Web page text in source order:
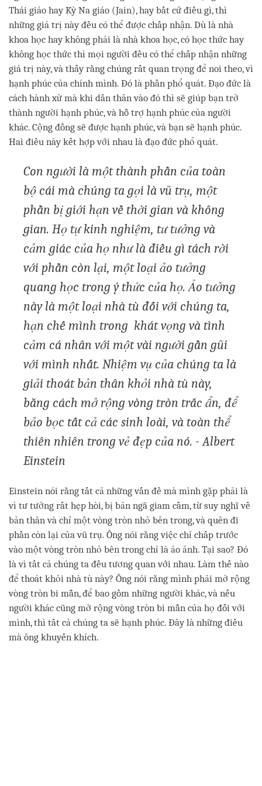
Thái giáo hay Kỳ Na giáo (Jain), hay bất cứ điều gì, thì
những giá trị này đều có thể được chấp nhận. Dù là nhà
khoa học hay không phải là nhà khoa học, có học thức hay
không học thức thì mọi người đều có thể chấp nhận những
giá trị này, và thấy rằng chúng rất quan trọng để noi theo, vì
hạnh phúc của chính mình. Đó là phần phổ quát. Đạo đức là
cách hành xử mà khi dấn thân vào đó thì sẽ giúp bạn trở
thành người hạnh phúc, và hỗ trợ hạnh phúc của người
khác. Cộng đồng sẽ được hạnh phúc, và bạn sẽ hạnh phúc.
Hai điều này kết hợp với nhau là đạo đức phổ quát.
Con người là một thành phần của toàn
bộ cái mà chúng ta gọi là vũ trụ, một
phần bị giới hạn về thời gian và không
gian. Họ tự kinh nghiệm, tư tưởng và
cảm giác của họ như là điều gì tách rời
với phần còn lại, một loại ảo tưởng
quang học trong ý thức của họ. Ảo tưởng
này là một loại nhà tù đối với chúng ta,
hạn chế mình trong khát vọng và tình
cảm cá nhân với một vài người gần gũi
với mình nhất. Nhiệm vụ của chúng ta là
giải thoát bản thân khỏi nhà tù này,
bằng cách mở rộng vòng tròn trắc ẩn, để
bảo bọc tất cả các sinh loài, và toàn thể
thiên nhiên trong vẻ đẹp của nó. - Albert
Einstein
Einstein nói rằng tất cả những vấn đề mà mình gặp phải là
vì tư tưởng rất hẹp hòi, bị bản ngã giam cầm, từ suy nghĩ về
bản thân và chỉ một vòng tròn nhỏ bên trong, và quên đi
phần còn lại của vũ trụ. Ông nói rằng việc chỉ chấp trước
vào một vòng tròn nhỏ bên trong chỉ là ảo ảnh. Tại sao? Đó
là vì tất cả chúng ta đều tương quan với nhau. Làm thế nào
để thoát khỏi nhà tù này? Ông nói rằng mình phải mở rộng
vòng tròn bi mẫn, để bao gồm những người khác, và nếu
người khác cũng mở rộng vòng tròn bi mẫn của họ đối với
mình, thì tất cả chúng ta sẽ hạnh phúc. Đây là những điều
mà ông khuyến khích.